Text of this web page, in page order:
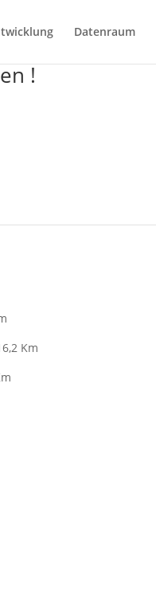
Datenraum
!
Km
Km
Km